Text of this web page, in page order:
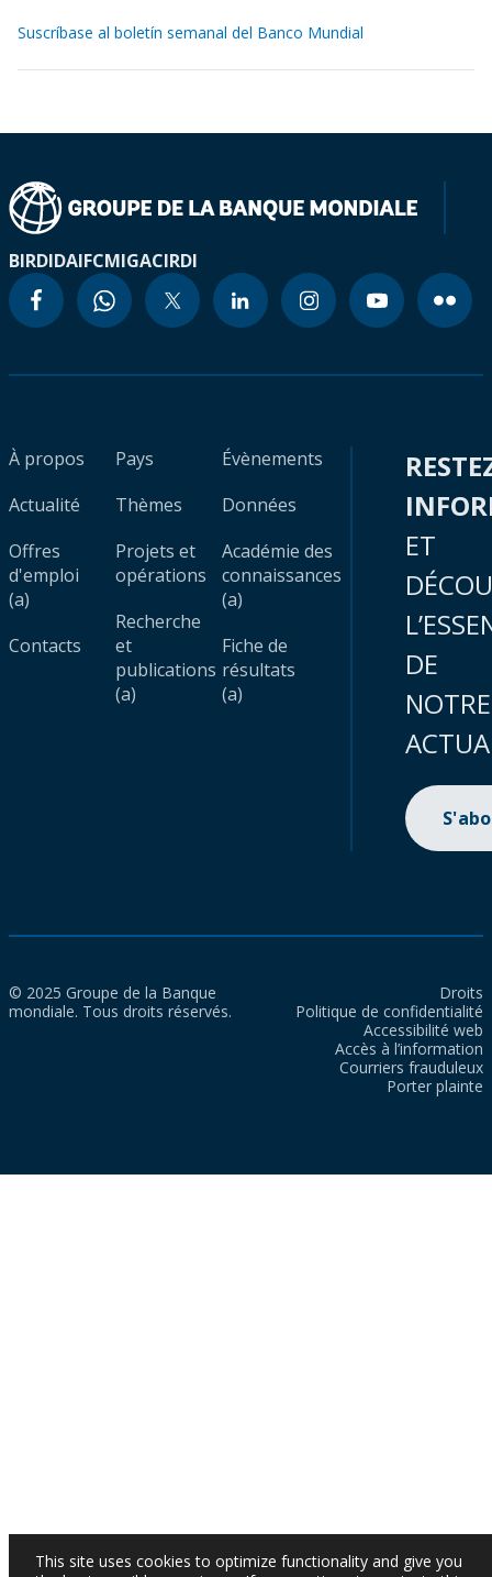
Suscríbase al boletín semanal del Banco Mundial
BIRDIDAIFCMIGACIRDI
À propos
Actualité
Offres
d'emploi
(a)
Contacts
Pays
Thèmes
Projets et
opérations
Recherche
et
publications
(a)
Évènements
Données
Académie des
connaissances
(a)
Fiche de
résultats
(a)
ET
DE
NOTRE
© 2025 Groupe de la Banque
mondiale. Tous droits réservés.
Droits
Politique de confidentialité
Accessibilité web
Accès à l’information
Courriers frauduleux
Porter plainte
This site uses cookies to optimize functionality and give you